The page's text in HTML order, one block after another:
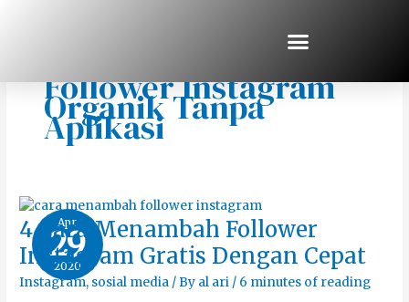
Follower Instagram
Organik Tanpa
Aplikasi
Apr
29
2020
4 Cara Menambah Follower
Instagram Gratis Dengan Cepat
Instagram, sosial media / By al ari / 6 minutes of reading
4
Cara
Menambah
Follower
Instagram
Gratis
Dengan